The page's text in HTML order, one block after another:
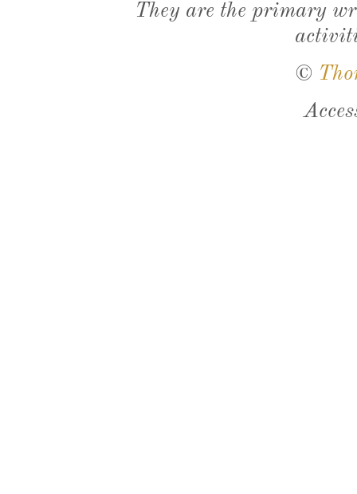
They are the primary
©